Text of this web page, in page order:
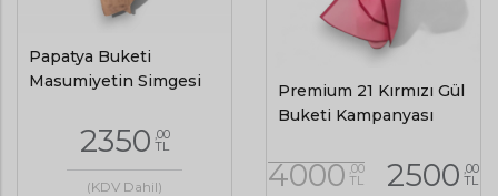
Papatya Buketi
Masumiyetin Simgesi
2350 ,00
TL
(KDV Dahil)
Premium 21 Kırmızı Gül
Buketi Kampanyası
4000 ,00
TL 2500 ,00
TL